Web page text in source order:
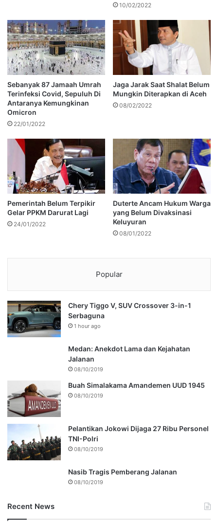
10/02/2022
Sebanyak 87 Jamaah Umrah
Terinfeksi Covid, Sepuluh Di
Antaranya Kemungkinan
Omicron
22/01/2022
Jaga Jarak Saat Shalat Belum
Mungkin Diterapkan di Aceh
08/02/2022
Pemerintah Belum Terpikir
Gelar PPKM Darurat Lagi
24/01/2022
Duterte Ancam Hukum Warga
yang Belum Divaksinasi
Keluyuran
08/01/2022
Popular
Chery Tiggo V, SUV Crossover 3-in-1
Serbaguna
1 hour ago
Medan: Anekdot Lama dan Kejahatan
Jalanan
08/10/2019
Buah Simalakama Amandemen UUD 1945
08/10/2019
Pelantikan Jokowi Dijaga 27 Ribu Personel
TNI-Polri
08/10/2019
Nasib Tragis Pemberang Jalanan
08/10/2019
Recent News